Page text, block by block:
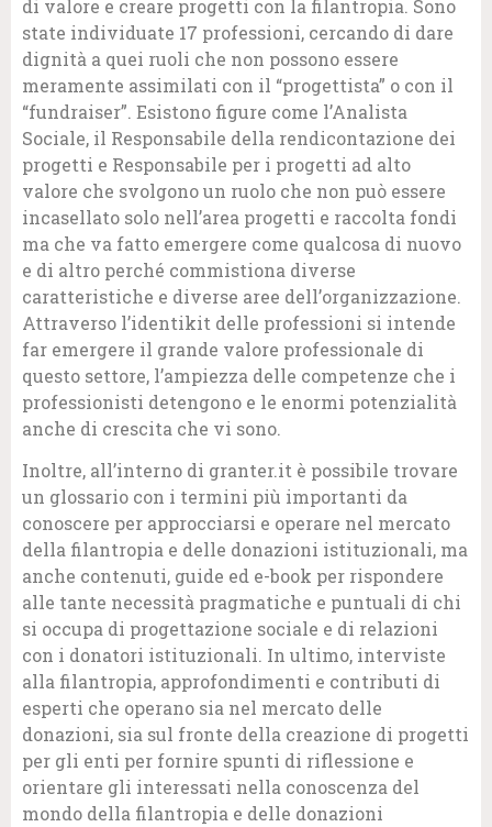
di valore e creare progetti con la filantropia. Sono
state individuate 17 professioni, cercando di dare
dignità a quei ruoli che non possono essere
meramente assimilati con il “progettista” o con il
“fundraiser”. Esistono figure come l’Analista
Sociale, il Responsabile della rendicontazione dei
progetti e Responsabile per i progetti ad alto
valore che svolgono un ruolo che non può essere
incasellato solo nell’area progetti e raccolta fondi
ma che va fatto emergere come qualcosa di nuovo
e di altro perché commistiona diverse
caratteristiche e diverse aree dell’organizzazione.
Attraverso l’identikit delle professioni si intende
far emergere il grande valore professionale di
questo settore, l’ampiezza delle competenze che i
professionisti detengono e le enormi potenzialità
anche di crescita che vi sono.
Inoltre, all’interno di granter.it è possibile trovare
un glossario con i termini più importanti da
conoscere per approcciarsi e operare nel mercato
della filantropia e delle donazioni istituzionali, ma
anche contenuti, guide ed e-book per rispondere
alle tante necessità pragmatiche e puntuali di chi
si occupa di progettazione sociale e di relazioni
con i donatori istituzionali. In ultimo, interviste
alla filantropia, approfondimenti e contributi di
esperti che operano sia nel mercato delle
donazioni, sia sul fronte della creazione di progetti
per gli enti per fornire spunti di riflessione e
orientare gli interessati nella conoscenza del
mondo della filantropia e delle donazioni